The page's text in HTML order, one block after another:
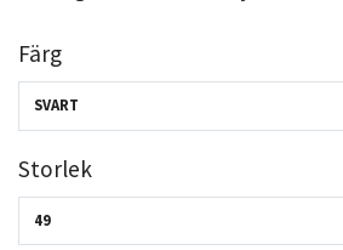
Färg
SVART
Storlek
49